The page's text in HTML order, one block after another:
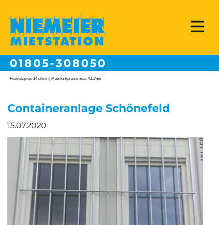
01805-308050
Festnetzpreis 14 ct/min | Mobilfunkpreise max. 42ct/min
Containeranlage Schönefeld
15.07.2020